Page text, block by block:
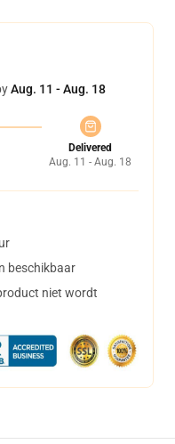
Aug. 11 - Aug. 18
Delivered
Aug. 11 - Aug. 18
beschikbaar
niet wordt